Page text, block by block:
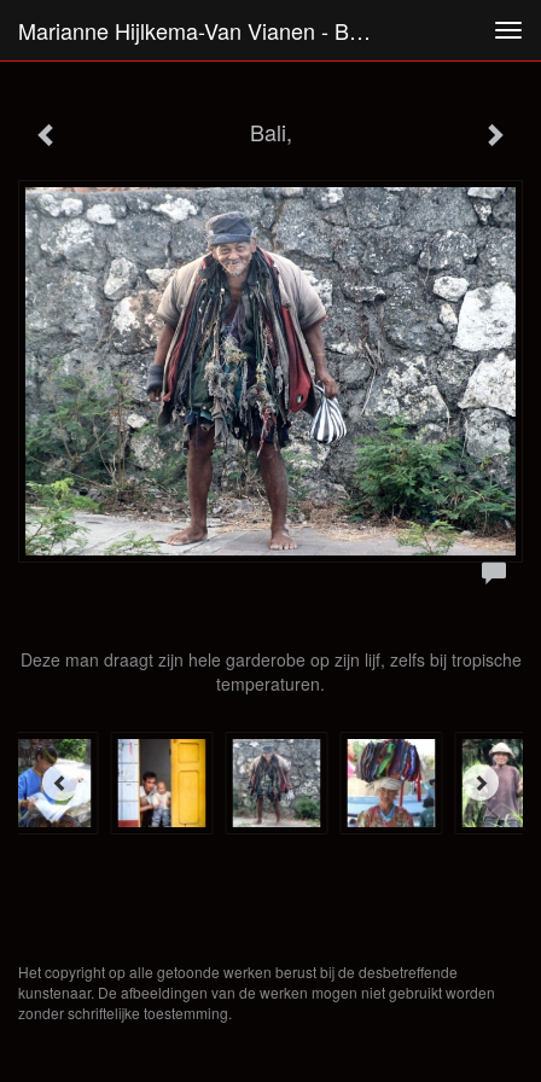
Marianne Hijlkema-Van Vianen - Bali,
Bali,
Deze man draagt zijn hele garderobe op zijn lijf, zelfs bij tropische
temperaturen.
Het copyright op alle getoonde werken berust bij de desbetreffende
kunstenaar. De afbeeldingen van de werken mogen niet gebruikt worden
zonder schriftelijke toestemming.